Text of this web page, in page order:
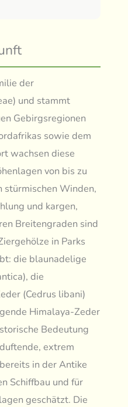
der
und stammt
Gebirgsregionen
sowie dem
wachsen diese
von bis zu
Winden,
und kargen,
Breitengraden sind
in Parks
die blaunadelige
die
(Cedrus libani)
Himalaya-Zeder
Bedeutung
extrem
in der Antike
Schiffbau und für
geschätzt. Die